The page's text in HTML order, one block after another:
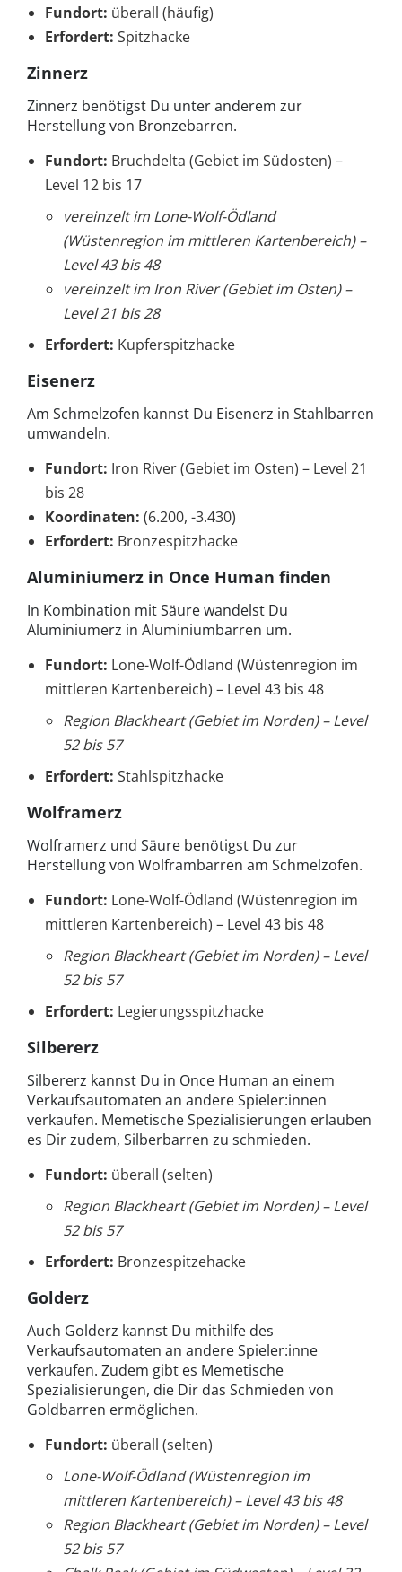
Fundort: überall (häufig)
Erfordert: Spitzhacke
Zinnerz
Zinnerz benötigst Du unter anderem zur
Herstellung von Bronzebarren.
Fundort: Bruchdelta (Gebiet im Südosten) –
Level 12 bis 17
vereinzelt im Lone-Wolf-Ödland
(Wüstenregion im mittleren Kartenbereich) –
Level 43 bis 48
vereinzelt im Iron River (Gebiet im Osten) –
Level 21 bis 28
Erfordert: Kupferspitzhacke
Eisenerz
Am Schmelzofen kannst Du Eisenerz in Stahlbarren
umwandeln.
Fundort: Iron River (Gebiet im Osten) – Level 21
bis 28
Koordinaten: (6.200, -3.430)
Erfordert: Bronzespitzhacke
Aluminiumerz in Once Human finden
In Kombination mit Säure wandelst Du
Aluminiumerz in Aluminiumbarren um.
Fundort: Lone-Wolf-Ödland (Wüstenregion im
mittleren Kartenbereich) – Level 43 bis 48
Region Blackheart (Gebiet im Norden) – Level
52 bis 57
Erfordert: Stahlspitzhacke
Wolframerz
Wolframerz und Säure benötigst Du zur
Herstellung von Wolframbarren am Schmelzofen.
Fundort: Lone-Wolf-Ödland (Wüstenregion im
mittleren Kartenbereich) – Level 43 bis 48
Region Blackheart (Gebiet im Norden) – Level
52 bis 57
Erfordert: Legierungsspitzhacke
Silbererz
Silbererz kannst Du in Once Human an einem
Verkaufsautomaten an andere Spieler:innen
verkaufen. Memetische Spezialisierungen erlauben
es Dir zudem, Silberbarren zu schmieden.
Fundort: überall (selten)
Region Blackheart (Gebiet im Norden) – Level
52 bis 57
Erfordert: Bronzespitzehacke
Golderz
Auch Golderz kannst Du mithilfe des
Verkaufsautomaten an andere Spieler:inne
verkaufen. Zudem gibt es Memetische
Spezialisierungen, die Dir das Schmieden von
Goldbarren ermöglichen.
Fundort: überall (selten)
Lone-Wolf-Ödland (Wüstenregion im
mittleren Kartenbereich) – Level 43 bis 48
Region Blackheart (Gebiet im Norden) – Level
52 bis 57